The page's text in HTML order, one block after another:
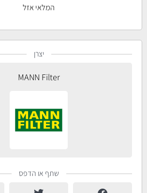
המלאי אזל
יצרן
MANN Filter
שתף או הדפס